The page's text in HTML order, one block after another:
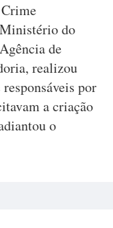
do
de
realizou
por
a criação
o